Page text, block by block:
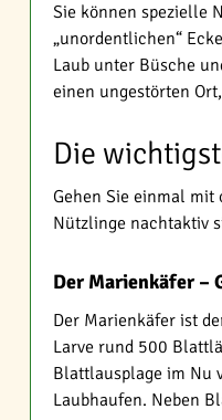
Sie können spezielle
„unordentlichen“
Laub unter Büsche
einen ungestörten
Die
Gehen Sie einmal
Nützlinge nachtaktiv
Der Marienkäfer –
Der Marienkäfer ist
Larve rund 500
Blattlausplage im Nu
Laubhaufen. Neben